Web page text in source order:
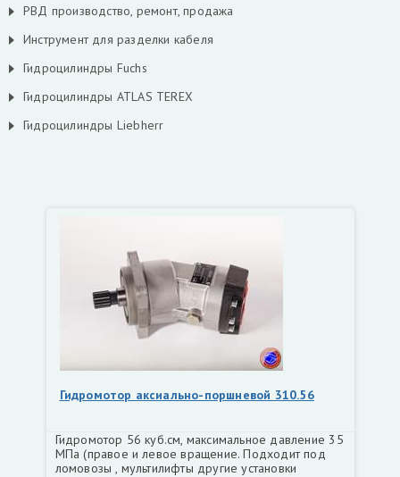
РВД производство, ремонт, продажа
Инструмент для разделки кабеля
Гидроцилиндры Fuchs
Гидроцилиндры ATLAS TEREX
Гидроцилиндры Liebherr
Гидромотор аксиально-поршневой 310.56
Гидромотор 56 куб.см, максимальное давление 35
МПа (правое и левое вращение. Подходит под
ломовозы , мультилифты другие установки